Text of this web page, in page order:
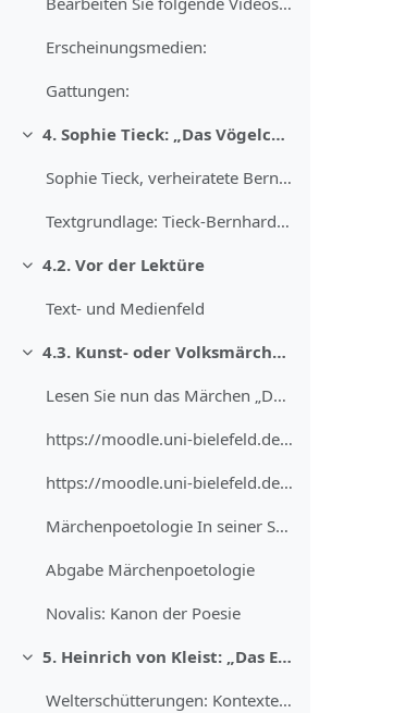
Erscheinungsmedien:
Gattungen:
Minimalizuj
4. Sophie Tieck: „Das Vögelchen“ (1802)
Sophie Tieck, verheiratete Bernhardi, verheiratete...
Textgrundlage: Tieck-Bernhardi, Sophie: Das Vögelc...
Minimalizuj
4.2. Vor der Lektüre
Text- und Medienfeld
Minimalizuj
4.3. Kunst- oder Volksmärchen?
Lesen Sie nun das Märchen „Das Vögelchen“ und mark...
https://moodle.uni-bielefeld.de/draftfile.php/1450...
https://moodle.uni-bielefeld.de/draftfile.php/1450...
Märchenpoetologie In seiner Schrift „Kanon der Poe...
Abgabe Märchenpoetologie
Novalis: Kanon der Poesie
Minimalizuj
5. Heinrich von Kleist: „Das Erdbeben in Chili“ (1807)
Welterschütterungen: Kontexte Kleists Erzählungen ...